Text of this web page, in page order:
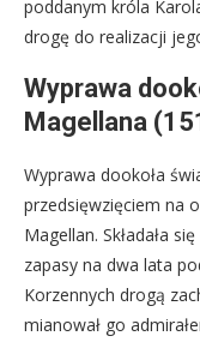
poddanym króla
drogę do realizacji
Wyprawa
Magellana
Wyprawa dookoła
przedsięwzięciem na
Magellan. Składała
zapasy na dwa lata
Korzennych drogą
mianował go